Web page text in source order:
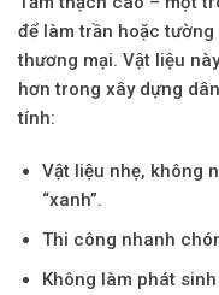
để làm trần hoặc
thương mại. Vật liệu
hơn trong xây dựng
tính:
Vật liệu nhẹ, không
“xanh”.
Thi công nhanh
Không làm phát